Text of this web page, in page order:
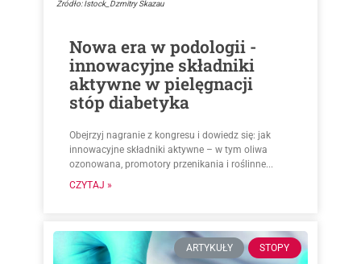
Źródło: Istock_Dzmitry Skazau
Nowa era w podologii -
innowacyjne składniki
aktywne w pielęgnacji
stóp diabetyka
Obejrzyj nagranie z kongresu i dowiedz się: jak
innowacyjne składniki aktywne – w tym oliwa
ozonowana, promotory przenikania i roślinne...
CZYTAJ »
ARTYKUŁY STOPY